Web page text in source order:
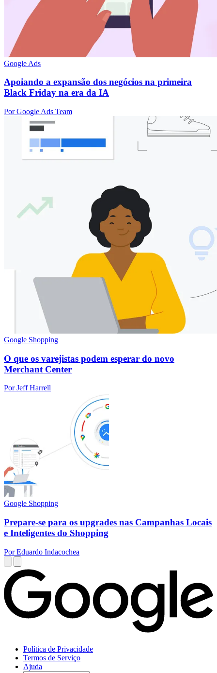
Google Ads
Apoiando a expansão dos negócios na primeira
Black Friday na era da IA
Por Google Ads Team
Google Shopping
O que os varejistas podem esperar do novo
Merchant Center
Por Jeff Harrell
Google Shopping
Prepare-se para os upgrades nas Campanhas Locais
e Inteligentes do Shopping
Por Eduardo Indacochea
Política de Privacidade
Termos de Serviço
Ajuda